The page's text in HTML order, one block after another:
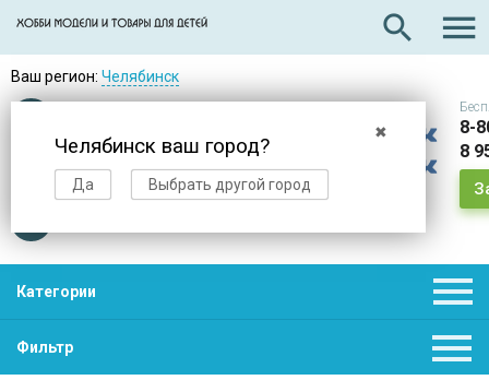
search 
Ваш регион: Челябинск
✖
Челябинск ваш город?
Да Выбрать другой город
Доставкав день заказа
8-
8
Категории 
Фильтр 